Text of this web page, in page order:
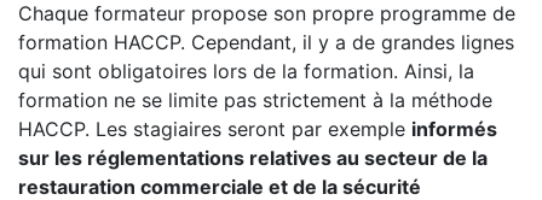
Chaque formateur propose son propre programme de
formation HACCP. Cependant, il y a de grandes lignes
qui sont obligatoires lors de la formation. Ainsi, la
formation ne se limite pas strictement à la méthode
HACCP. Les stagiaires seront par exemple informés
sur les réglementations relatives au secteur de la
restauration commerciale et de la sécurité